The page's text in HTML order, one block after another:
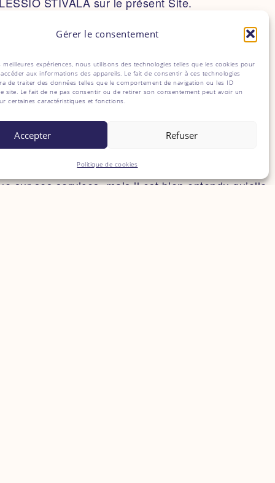
Gérer le consentement
expériences, nous utilisons des technologies telles que les cookies pour
aux informations des appareils. Le fait de consentir à ces technologies
de traiter des données telles que le comportement de navigation ou les ID
site. Le fait de ne pas consentir ou de retirer son consentement peut avoir un
certaines caractéristiques et fonctions.
Accepter Refuser
Politique de cookies
être considérées comme confidentielles.
la loi du 06/01/1978 I’ internaute dispose d’un
auprès de :
sur ses services, mais il est bien entendu qu’elle